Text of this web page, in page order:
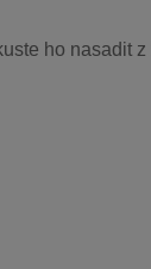
ho nasadit z